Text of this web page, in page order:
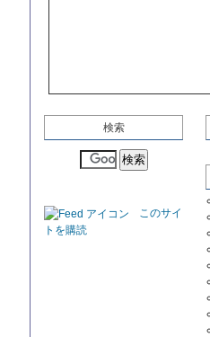
検索
このサイ
トを購読